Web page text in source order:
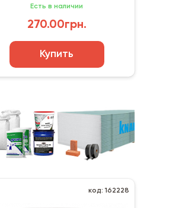
Есть в наличии
270.00грн.
Купить
код: 162228